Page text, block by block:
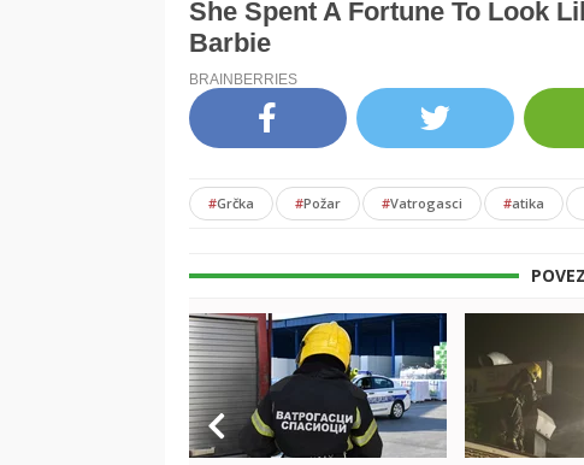
#Grčka #Požar #Vatrogasci #atika